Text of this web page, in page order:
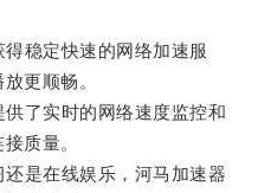
稳定快速的网络加速服
更顺畅。
了实时的网络速度监控和
质量。
是在线娱乐，河马加速器